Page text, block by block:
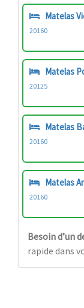
Matelas
20160
Matelas
20125
Matelas
20160
Matelas
20160
Besoin d’un
rapide dans